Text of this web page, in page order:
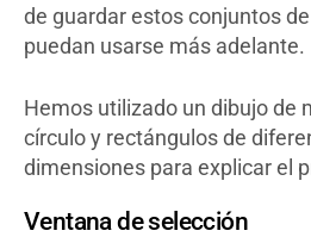
de guardar estos conjuntos
puedan usarse más adelante.
Hemos utilizado un dibujo de
círculo y rectángulos de
dimensiones para explicar el
Ventana de selección